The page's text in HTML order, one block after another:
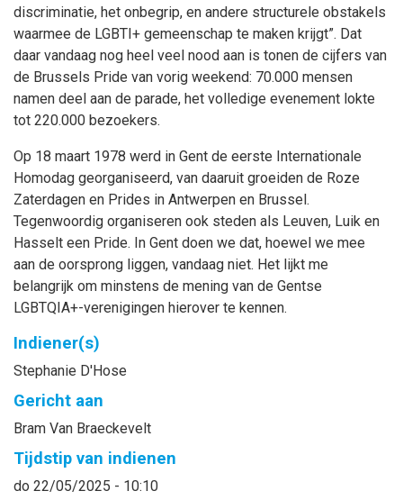
discriminatie, het onbegrip, en andere structurele obstakels
waarmee de LGBTI+ gemeenschap te maken krijgt”. Dat
daar vandaag nog heel veel nood aan is tonen de cijfers van
de Brussels Pride van vorig weekend: 70.000 mensen
namen deel aan de parade, het volledige evenement lokte
tot 220.000 bezoekers.
Op 18 maart 1978 werd in Gent de eerste Internationale
Homodag georganiseerd, van daaruit groeiden de Roze
Zaterdagen en Prides in Antwerpen en Brussel.
Tegenwoordig organiseren ook steden als Leuven, Luik en
Hasselt een Pride. In Gent doen we dat, hoewel we mee
aan de oorsprong liggen, vandaag niet. Het lijkt me
belangrijk om minstens de mening van de Gentse
LGBTQIA+-verenigingen hierover te kennen.
Indiener(s)
Stephanie D'Hose
Gericht aan
Bram Van Braeckevelt
Tijdstip van indienen
do 22/05/2025 - 10:10